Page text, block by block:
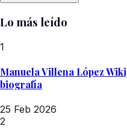
Lo más leído
1
Manuela Villena López
biografía
25 Feb 2026
2